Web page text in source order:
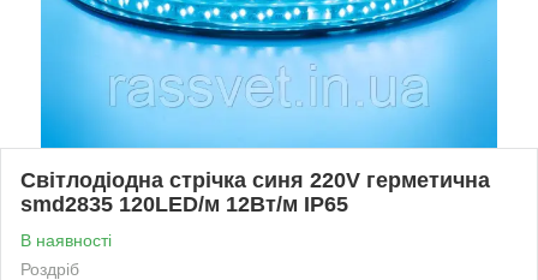
Світлодіодна стрічка синя 220V герметична
smd2835 120LED/м 12Вт/м IP65
В наявності
Роздріб